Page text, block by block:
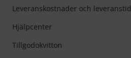
Leveranskostnader och leveranstid
Hjälpcenter
Tillgodokvitton